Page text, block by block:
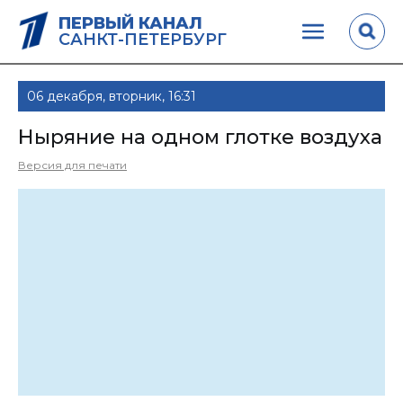
ПЕРВЫЙ КАНАЛ
САНКТ-ПЕТЕРБУРГ
06 декабря, вторник, 16:31
Ныряние на одном глотке воздуха
Версия для печати